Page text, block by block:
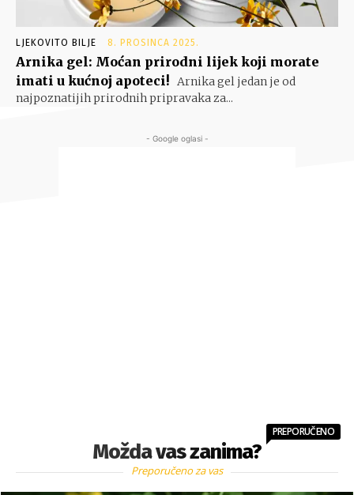
LJEKOVITO BILJE 8. PROSINCA 2025.
Arnika gel: Moćan prirodni lijek koji morate
imati u kućnoj apoteci! Arnika gel jedan je od
najpoznatijih prirodnih pripravaka za...
- Google oglasi -
Možda vas zanima?
PREPORUČENO
Preporučeno za vas